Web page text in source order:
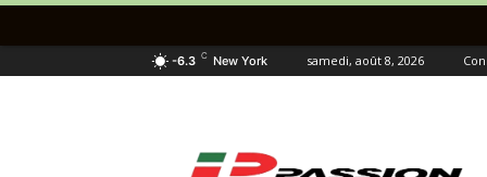
-6.3 C New York samedi, août 8, 2026